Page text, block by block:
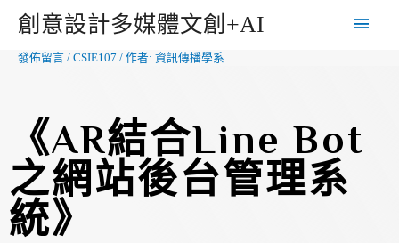
創意設計多媒體文創+AI
發佈留言 / CSIE107 / 作者: 資訊傳播學系
《AR結合Line Bot
之網站後台管理系
統》